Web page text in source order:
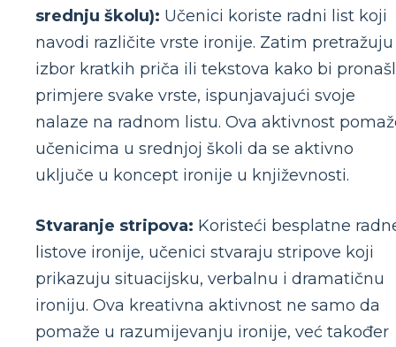
srednju školu): Učenici koriste radni list koji
navodi različite vrste ironije. Zatim pretražuju
izbor kratkih priča ili tekstova kako bi
primjere svake vrste, ispunjavajući svoje
nalaze na radnom listu. Ova aktivnost
učenicima u srednjoj školi da se aktivno
uključe u koncept ironije u književnosti.
Stvaranje stripova: Koristeći besplatne
listove ironije, učenici stvaraju stripove koji
prikazuju situacijsku, verbalnu i dramatičnu
ironiju. Ova kreativna aktivnost ne samo da
pomaže u razumijevanju ironije, već također